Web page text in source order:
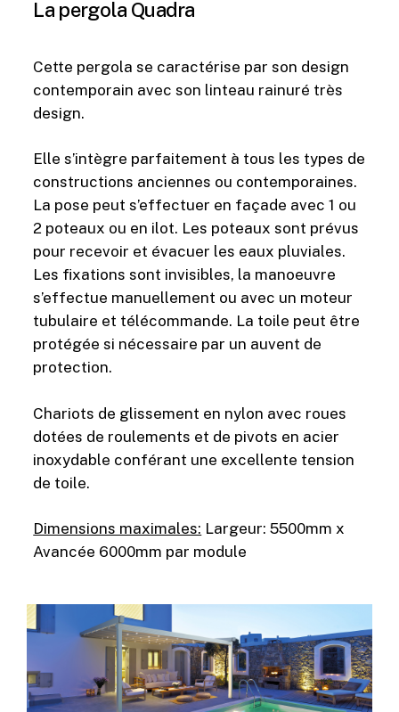
La pergola Quadra
Cette pergola se caractérise par son design
contemporain avec son linteau rainuré très
design.
Elle s’intègre parfaitement à tous les types de
constructions anciennes ou contemporaines.
La pose peut s’effectuer en façade avec 1 ou
2 poteaux ou en ilot. Les poteaux sont prévus
pour recevoir et évacuer les eaux pluviales.
Les fixations sont invisibles, la manoeuvre
s’effectue manuellement ou avec un moteur
tubulaire et télécommande. La toile peut être
protégée si nécessaire par un auvent de
protection.
Chariots de glissement en nylon avec roues
dotées de roulements et de pivots en acier
inoxydable conférant une excellente tension
de toile.
Dimensions maximales: Largeur: 5500mm x
Avancée 6000mm par module